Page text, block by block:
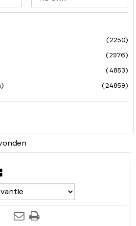
(2250)
(2976)
(4853)
(24859)